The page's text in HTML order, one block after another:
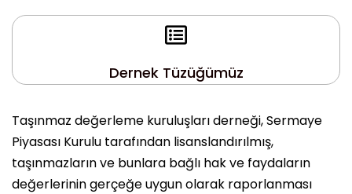
Dernek Tüzüğümüz
Taşınmaz değerleme kuruluşları derneği, Sermaye
Piyasası Kurulu tarafından lisanslandırılmış,
taşınmazların ve bunlara bağlı hak ve faydaların
değerlerinin gerçeğe uygun olarak raporlanması